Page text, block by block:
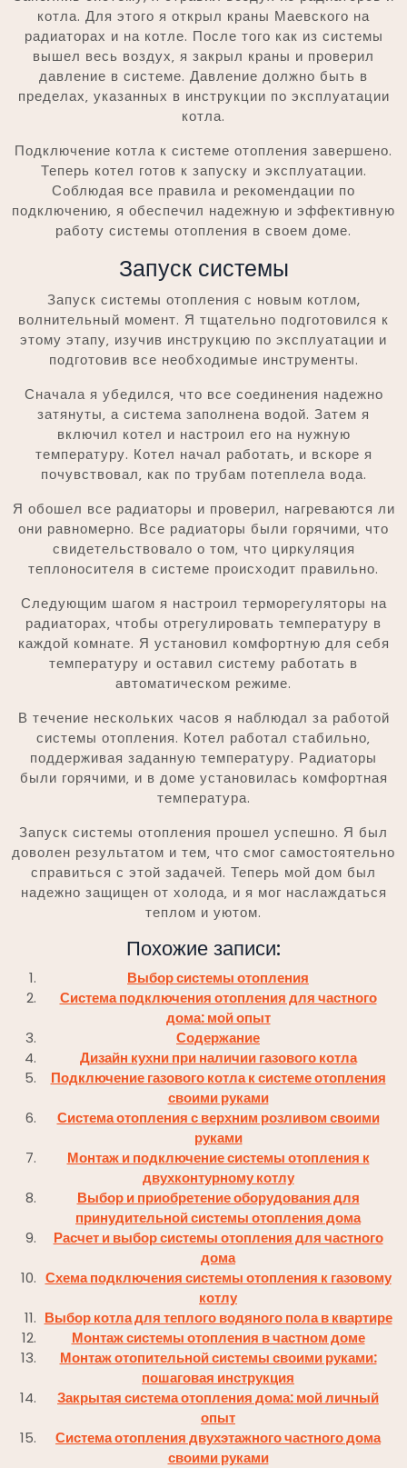
котла. Для этого я открыл краны Маевского на
радиаторах и на котле. После того как из системы
вышел весь воздух‚ я закрыл краны и проверил
давление в системе. Давление должно быть в
пределах‚ указанных в инструкции по эксплуатации
котла.
Подключение котла к системе отопления завершено.
Теперь котел готов к запуску и эксплуатации.
Соблюдая все правила и рекомендации по
подключению‚ я обеспечил надежную и эффективную
работу системы отопления в своем доме.
Запуск системы
Запуск системы отопления с новым котлом,
волнительный момент. Я тщательно подготовился к
этому этапу‚ изучив инструкцию по эксплуатации и
подготовив все необходимые инструменты.
Сначала я убедился‚ что все соединения надежно
затянуты‚ а система заполнена водой. Затем я
включил котел и настроил его на нужную
температуру. Котел начал работать‚ и вскоре я
почувствовал‚ как по трубам потеплела вода.
Я обошел все радиаторы и проверил‚ нагреваются ли
они равномерно. Все радиаторы были горячими‚ что
свидетельствовало о том‚ что циркуляция
теплоносителя в системе происходит правильно.
Следующим шагом я настроил терморегуляторы на
радиаторах‚ чтобы отрегулировать температуру в
каждой комнате. Я установил комфортную для себя
температуру и оставил систему работать в
автоматическом режиме.
В течение нескольких часов я наблюдал за работой
системы отопления. Котел работал стабильно‚
поддерживая заданную температуру. Радиаторы
были горячими‚ и в доме установилась комфортная
температура.
Запуск системы отопления прошел успешно. Я был
доволен результатом и тем‚ что смог самостоятельно
справиться с этой задачей. Теперь мой дом был
надежно защищен от холода‚ и я мог наслаждаться
теплом и уютом.
Похожие записи:
Выбор системы отопления
Система подключения отопления для частного
дома: мой опыт
Содержание
Дизайн кухни при наличии газового котла
Подключение газового котла к системе отопления
своими руками
Система отопления с верхним розливом своими
руками
Монтаж и подключение системы отопления к
двухконтурному котлу
Выбор и приобретение оборудования для
принудительной системы отопления дома
Расчет и выбор системы отопления для частного
дома
Схема подключения системы отопления к газовому
котлу
Выбор котла для теплого водяного пола в квартире
Монтаж системы отопления в частном доме
Монтаж отопительной системы своими руками:
пошаговая инструкция
Закрытая система отопления дома: мой личный
опыт
Система отопления двухэтажного частного дома
своими руками